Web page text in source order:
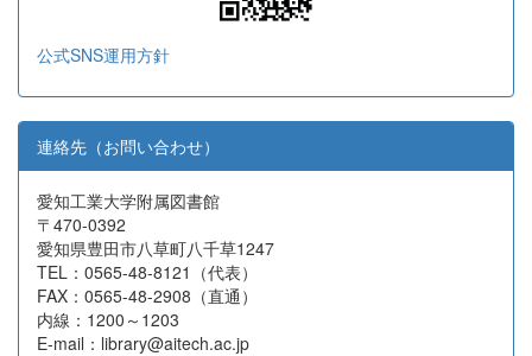
公式SNS運用方針
連絡先（お問い合わせ）
愛知工業大学附属図書館
〒470-0392
愛知県豊田市八草町八千草1247
TEL：0565-48-8121（代表）
FAX：0565-48-2908（直通）
内線：1200～1203
E-mail：library@aitech.ac.jp